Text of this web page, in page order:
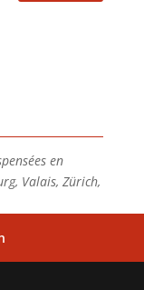
en
Valais, Zürich,